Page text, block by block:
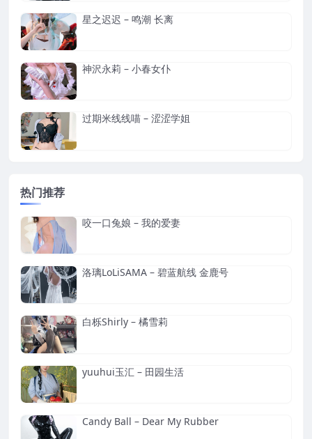
星之迟迟 – 鸣潮 长离
神沢永莉 – 小春女仆
过期米线线喵 – 涩涩学姐
热门推荐
咬一口兔娘 – 我的爱妻
洛璃LoLiSAMA – 碧蓝航线 金鹿号
白栎Shirly – 橘雪莉
yuuhui玉汇 – 田园生活
Candy Ball – Dear My Rubber